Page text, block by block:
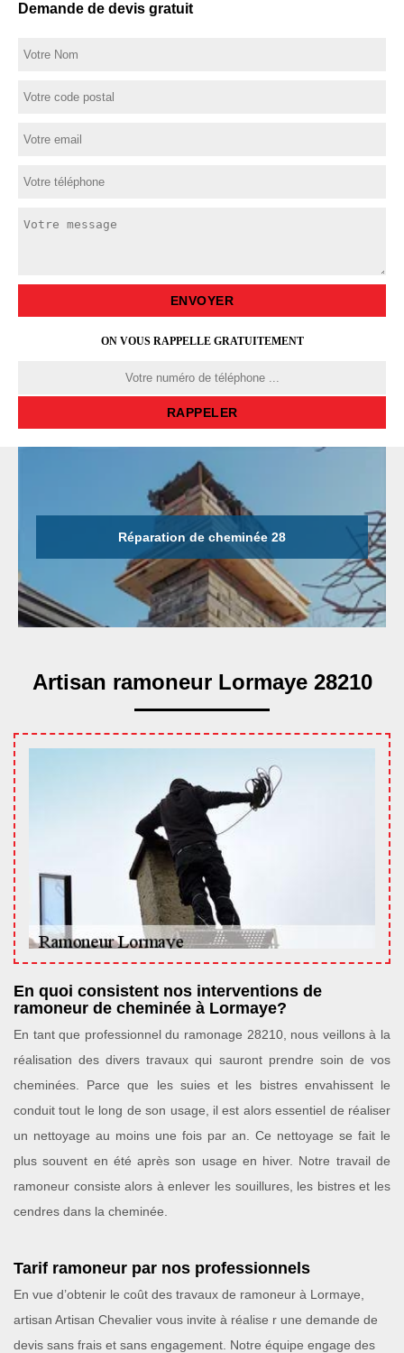
Demande de devis gratuit
ON VOUS RAPPELLE GRATUITEMENT
Réparation de cheminée 28
Artisan ramoneur Lormaye 28210
En quoi consistent nos interventions de
ramoneur de cheminée à Lormaye?
En tant que professionnel du ramonage 28210, nous veillons à la
réalisation des divers travaux qui sauront prendre soin de vos
cheminées. Parce que les suies et les bistres envahissent le
conduit tout le long de son usage, il est alors essentiel de réaliser
un nettoyage au moins une fois par an. Ce nettoyage se fait le
plus souvent en été après son usage en hiver. Notre travail de
ramoneur consiste alors à enlever les souillures, les bistres et les
cendres dans la cheminée.
Tarif ramoneur par nos professionnels
En vue d’obtenir le coût des travaux de ramoneur à Lormaye,
artisan Artisan Chevalier vous invite à réalise r une demande de
devis sans frais et sans engagement. Notre équipe engage des